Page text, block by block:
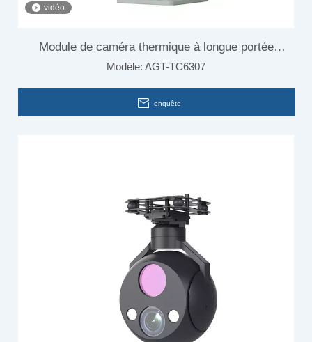
vidéo
Module de caméra thermique à longue portée
infrarouge pour la surveillance aux frontières
Modèle: AGT-TC6307
enquête